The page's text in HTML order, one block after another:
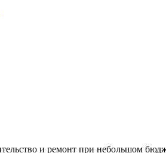
и ремонт при небольшом